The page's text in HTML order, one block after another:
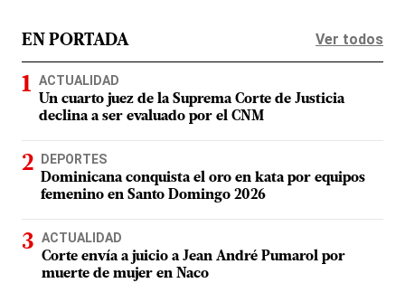
EN PORTADA Ver todos
ACTUALIDAD
Un cuarto juez de la Suprema Corte de Justicia
declina a ser evaluado por el CNM
DEPORTES
Dominicana conquista el oro en kata por equipos
femenino en Santo Domingo 2026
ACTUALIDAD
Corte envía a juicio a Jean André Pumarol por
muerte de mujer en Naco